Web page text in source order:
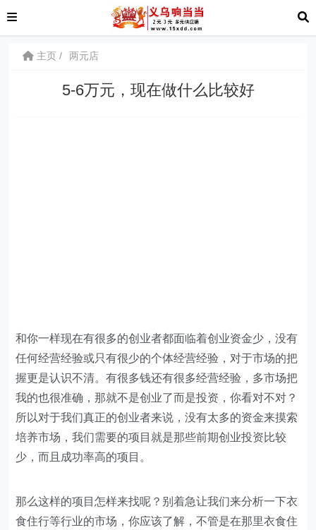
主页 两元店
5-6万元，现在做什么比较好
和你一样现在有很多的创业者都面临着创业资金少，没有
任何经营经验或只有很少的个体经营经验，对于市场的把
握更是认识不清。有很多钱还有很多经营经验，多市场把
我的也很准确，那就不是创业了而是投资，你看对不对？
所以对于我们真正的创业者来说，没有太多的资金来摸索
培养市场，我们需要的项目就是那些前期创业投资比较
少，而且成功率高的项目。
那么这样的项目怎样来找呢？别着急让我们来分析一下衣
食住行等行业的市场，你应该了解，不管是在那里衣食住